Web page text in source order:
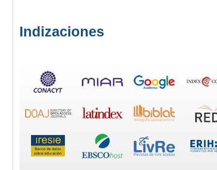
Indizaciones